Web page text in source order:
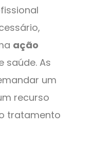
ação
saúde. As
um
recurso
tratamento